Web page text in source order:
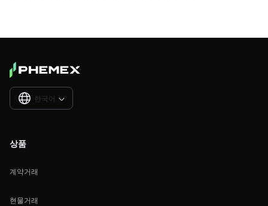
한국어 
상품
계약거래
현물거래